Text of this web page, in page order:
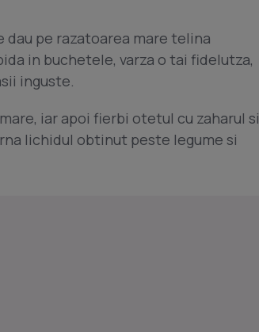
dau pe razatoarea mare telina
in buchetele, varza o tai fidelutza,
inguste.
iar apoi fierbi otetul cu zaharul si
lichidul obtinut peste legume si